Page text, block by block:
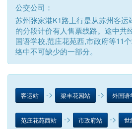
公交公司：
苏州张家港K1路上行是从苏州客运
的分段计价有人售票线路。途中共
国语学校,范庄花苑西,市政府等11
络中不可缺少的一部分。
客运站 -> 梁丰花园站 -> 外国语
范庄花苑西站 -> 市政府站 -> 世